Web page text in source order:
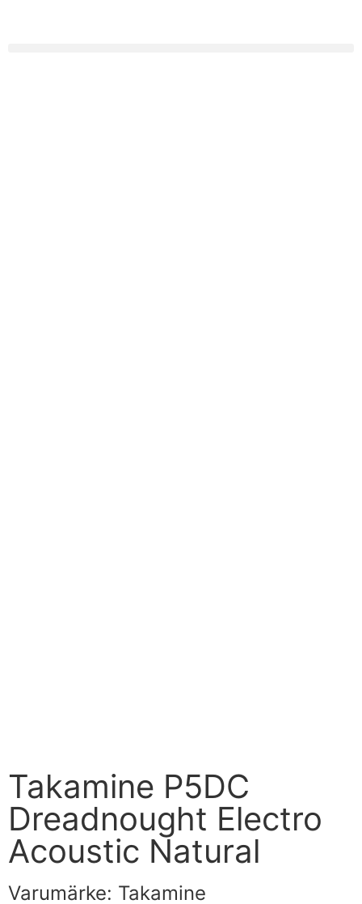
Takamine P5DC
Dreadnought Electro
Acoustic Natural
Varumärke: Takamine